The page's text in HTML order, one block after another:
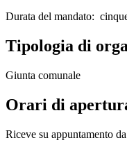
Durata del mandato:
Tipologia di
Giunta comunale
Orari di
Riceve su appuntamento